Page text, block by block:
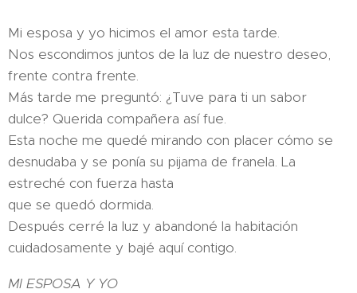
Mi esposa y yo hicimos el amor esta tarde.
Nos escondimos juntos de la luz de nuestro deseo,
frente contra frente.
Más tarde me preguntó: ¿Tuve para ti un sabor
dulce? Querida compañera así fue.
Esta noche me quedé mirando con placer cómo se
desnudaba y se ponía su pijama de franela. La
estreché con fuerza hasta
que se quedó dormida.
Después cerré la luz y abandoné la habitación
cuidadosamente y bajé aquí contigo.
MI ESPOSA Y YO